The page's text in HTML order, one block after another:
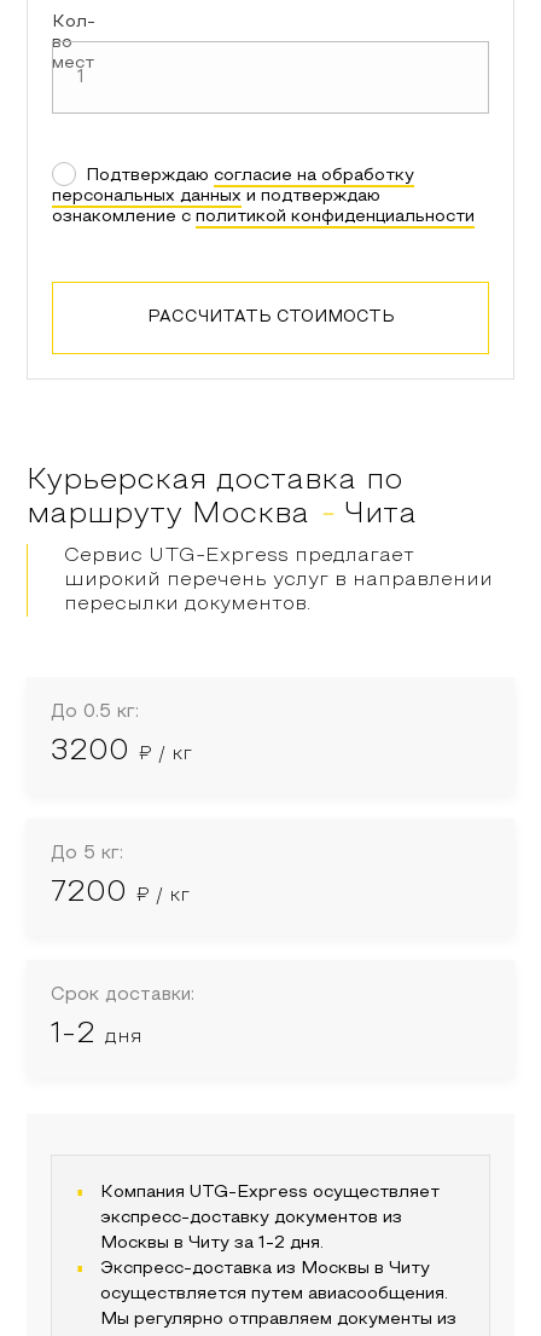
Кол-
во
мест
Подтверждаю согласие на обработку
персональных данных и подтверждаю
ознакомление с политикой конфиденциальности
РАССЧИТАТЬ СТОИМОСТЬ
Курьерская доставка по
маршруту Москва - Чита
Сервис UTG-Express предлагает
широкий перечень услуг в направлении
пересылки документов.
До 0.5 кг:
3200 ₽ / кг
До 5 кг:
7200 ₽ / кг
Срок доставки:
1-2дня
Компания UTG-Express осуществляет
экспресс-доставку документов из
Москвы в Читу за 1-2 дня.
Экспресс-доставка из
Москвы вЧиту
осуществляется путем авиасообщения.
Мы регулярно отправляем документы из